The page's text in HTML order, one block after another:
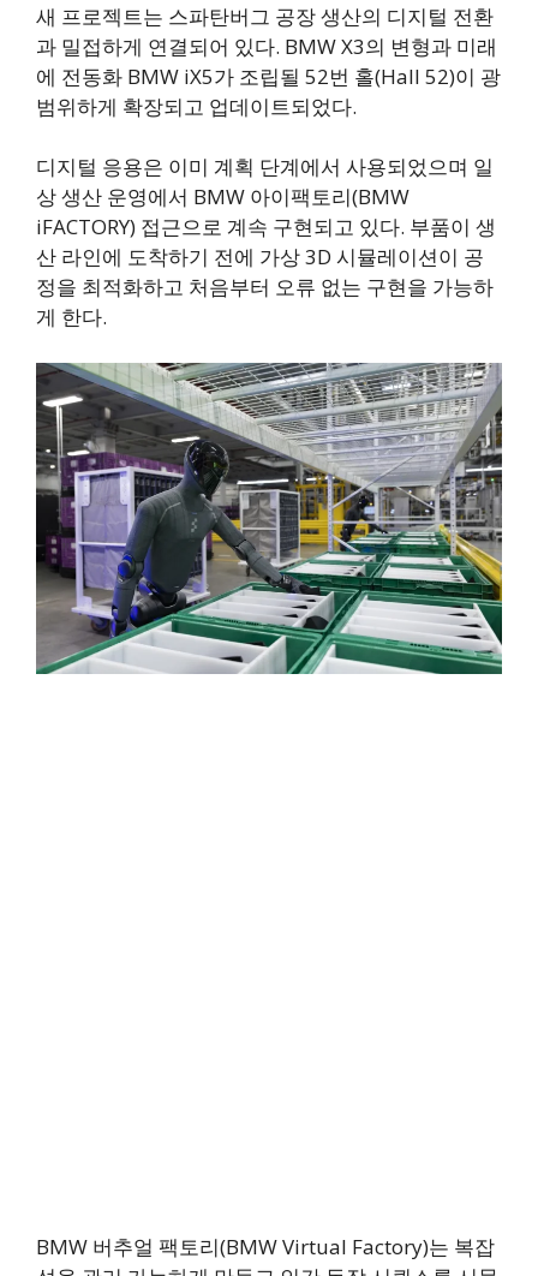
새 프로젝트는 스파탄버그 공장 생산의 디지털 전환
과 밀접하게 연결되어 있다. BMW X3의 변형과 미래
에 전동화 BMW iX5가 조립될 52번 홀(Hall 52)이 광
범위하게 확장되고 업데이트되었다.
디지털 응용은 이미 계획 단계에서 사용되었으며 일
상 생산 운영에서 BMW 아이팩토리(BMW
iFACTORY) 접근으로 계속 구현되고 있다. 부품이 생
산 라인에 도착하기 전에 가상 3D 시뮬레이션이 공
정을 최적화하고 처음부터 오류 없는 구현을 가능하
게 한다.
BMW 버추얼 팩토리(BMW Virtual Factory)는 복잡